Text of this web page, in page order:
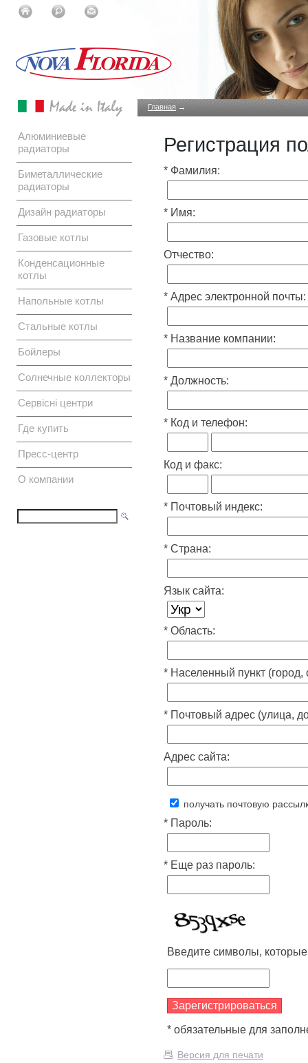
Главная→
Алюминиевые
радиаторы
Биметаллические
радиаторы
Дизайн радиаторы
Газовые котлы
Конденсационные
котлы
Напольные котлы
Стальные котлы
Бойлеры
Солнечные коллекторы
Сервісні центри
Где купить
Пресс-центр
О компании
Регистрация
* Фамилия:
* Имя:
Отчество:
* Адрес электронной почты:
* Название компании:
* Должность:
* Код и телефон:
Код и факс:
* Почтовый индекс:
* Страна:
Язык сайта:
* Область:
* Населенный пункт (город,
* Почтовый адрес (улица,
Адрес сайта:
получать почтовую
* Пароль:
* Еще раз пароль:
Введите символы,
* обязательные для
Версия для печати